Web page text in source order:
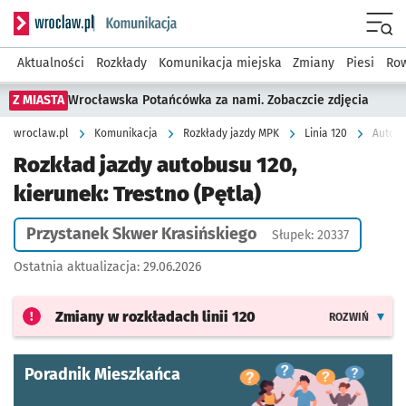
Serwis informacyjny wroclaw.pl podserwis: Komunikacja
Aktualności Rozkłady Komunikacja miejska Zmiany Piesi
Z MIASTA Wrocławska Potańcówka za nami. Zobaczcie zdjęcia
wroclaw.pl Komunikacja Rozkłady jazdy MPK Linia 120
Rozkład jazdy autobusu 120,
kierunek: Trestno (Pętla)
Przystanek Skwer Krasińskiego Słupek: 20337
Ostatnia aktualizacja: 29.06.2026
Zmiany w rozkładach linii 120 ROZWIŃ
Poradnik Mieszkańca